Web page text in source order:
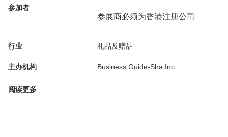
参加者
参展商必须为香港注册公司
行业 礼品及赠品
主办机构 Business Guide-Sha Inc.
阅读更多